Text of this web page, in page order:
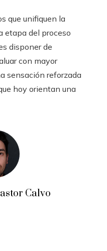
que unifiquen la
etapa del proceso
disponer de
con mayor
sensación reforzada
hoy orientan una
Calvo